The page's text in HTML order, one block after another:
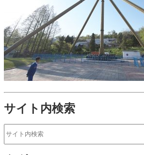
サイト内検索